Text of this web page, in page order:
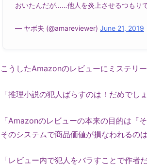
おいたんだが……他人を炎上させるつもり
— ヤボ夫 (@amareviewer) June 21, 2019
こうしたAmazonのレビューにミステリ
「推理小説の犯人ばらすのは！だめでしょ
「Amazonのレビューの本来の目的は『
そのシステムで商品価値が損なわれるの
「レビュー内で犯人をバラすことで作